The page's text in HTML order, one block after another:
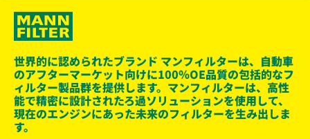
世界的に認められたブランド マンフィルターは、自動車
のアフターマーケット向けに100％OE品質の包括的なフ
ィルター製品群を提供します。マンフィルターは、高性
能で精密に設計されたろ過ソリューションを使用して、
現在のエンジンにあった未来のフィルターを生み出しま
す。